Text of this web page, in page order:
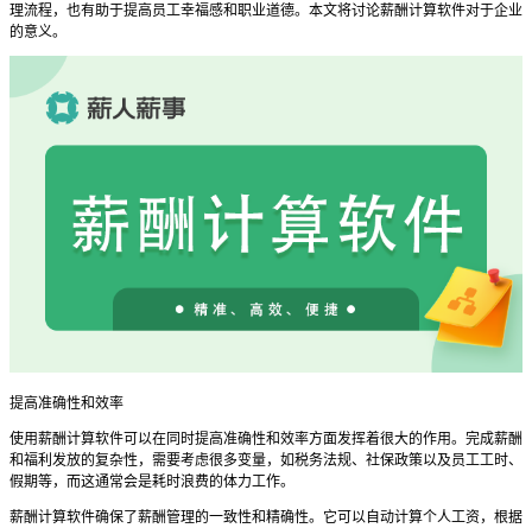
理流程，也有助于提高员工幸福感和职业道德。本文将讨论薪酬计算软件对于企业
的意义。
提高准确性和效率
使用薪酬计算软件可以在同时提高准确性和效率方面发挥着很大的作用。完成薪酬
和福利发放的复杂性，需要考虑很多变量，如税务法规、社保政策以及员工工时、
假期等，而这通常会是耗时浪费的体力工作。
薪酬计算软件确保了薪酬管理的一致性和精确性。它可以自动计算个人工资，根据